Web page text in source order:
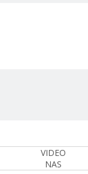
VIDEO
NAS